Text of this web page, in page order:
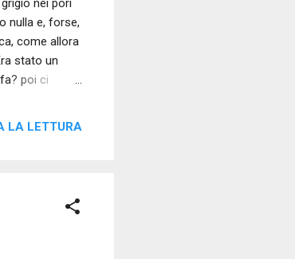
nulla e, forse,
come allora
stato un
poi ci
LA LETTURA